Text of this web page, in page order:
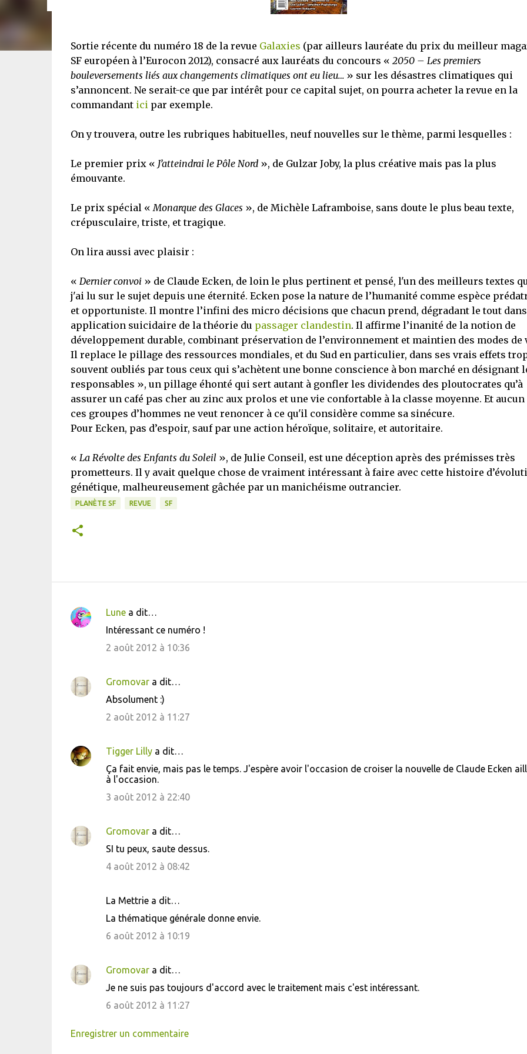
Sortie récente du numéro 18 de la revue Galaxies (par ailleurs lauréate du prix du meilleur
SF européen à l’Eurocon 2012), consacré aux lauréats du concours « 2050 – Les premiers
bouleversements liés aux changements climatiques ont eu lieu…» sur les désastres climatiques qui
s’annoncent. Ne serait-ce que par intérêt pour ce capital sujet, on pourra acheter la revue en la
commandant icipar exemple.
On y trouvera, outre les rubriques habituelles, neuf nouvelles sur le thème, parmi lesquelles :
Le premier prix « J’atteindrai le Pôle Nord», de Gulzar Joby, la plus créative mais pas la plus
émouvante.
Le prix spécial «Monarque des Glaces », de Michèle Laframboise, sans doute le plus beau texte,
crépusculaire, triste, et tragique.
On lira aussi avec plaisir :
« Dernier convoi » de Claude Ecken, de loin le plus pertinent et pensé, l'un des meilleurs textes
j'ai lu sur le sujet depuis une éternité. Ecken pose la nature de l’humanité comme espèce
et opportuniste. Il montre l’infini des micro décisions que chacun prend, dégradant le tout
application suicidaire de la théorie du passager clandestin. Il affirme l’inanité de la notion de
développement durable, combinant préservation de l’environnement et maintien des modes de
Il replace le pillage des ressources mondiales, et du Sud en particulier, dans ses vrais effets
souvent oubliés par tous ceux qui s’achètent une bonne conscience à bon marché en désignant
responsables », un pillage éhonté qui sert autant à gonfler les dividendes des ploutocrates qu’à
assurer un café pas cher au zinc aux prolos et une vie confortable à la classe moyenne. Et aucun
ces groupes d’hommes ne veut renoncer à ce qu'il considère comme sa sinécure.
Pour Ecken, pas d’espoir, sauf par une action héroïque, solitaire, et autoritaire.
« La Révolte des Enfants du Soleil», de Julie Conseil, est une déception après des prémisses très
prometteurs. Il y avait quelque chose de vraiment intéressant à faire avec cette histoire
génétique, malheureusement gâchée par un manichéisme outrancier.
PLANÈTE SF REVUE SF
C
e
i
Lunea dit…
Intéressant ce numéro !
2 août 2012 à 10:36
Gromovara dit…
Absolument :)
2 août 2012 à 11:27
Tigger Lillya dit…
Ça fait envie, mais pas le temps. J'espère avoir l'occasion de croiser la nouvelle de Claude Ecken
à l'occasion.
3 août 2012 à 22:40
Gromovara dit…
SI tu peux, saute dessus.
4 août 2012 à 08:42
La Mettrie a dit…
La thématique générale donne envie.
6 août 2012 à 10:19
Gromovara dit…
Je ne suis pas toujours d'accord avec le traitement mais c'est intéressant.
6 août 2012 à 11:27
Enregistrer un commentaire